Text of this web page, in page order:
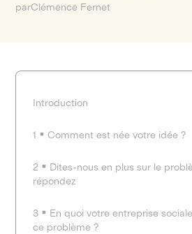
parClémence Fernet
Introduction
1 Comment est née votre idée ?
2
Dites-nous en plus sur le
répondez
3
En quoi votre entreprise
ce problème ?